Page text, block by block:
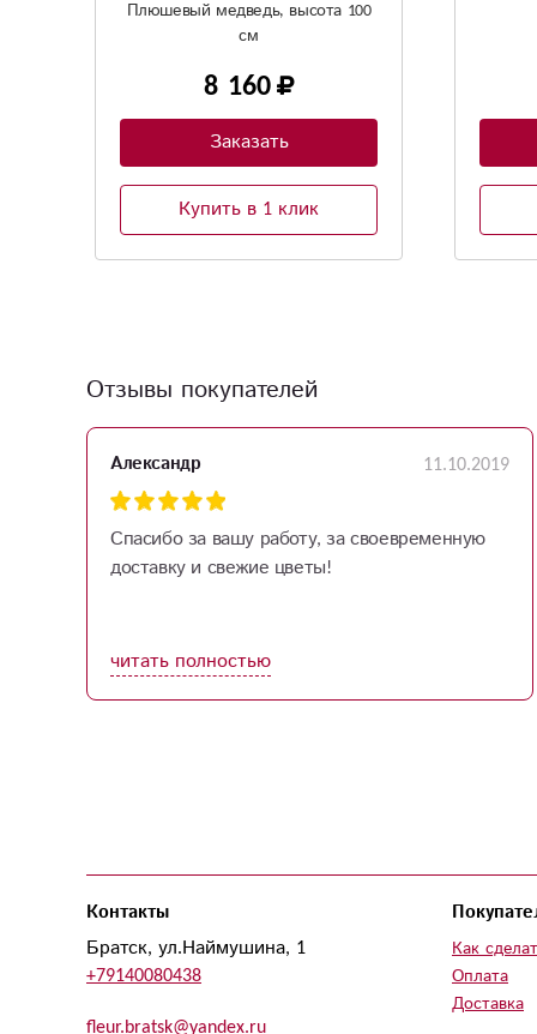
1 950
Заказать
Купить в 1 клик
Отзывы покупателей
Александр 11.10.2019
Спасибо за вашу работу, за своевременную
доставку и свежие цветы!
читать полностью
Контакты
Братск, ул.Наймушина, 1
+79140080438
fleur.bratsk@yandex.ru
Как
Оплата
Доставка